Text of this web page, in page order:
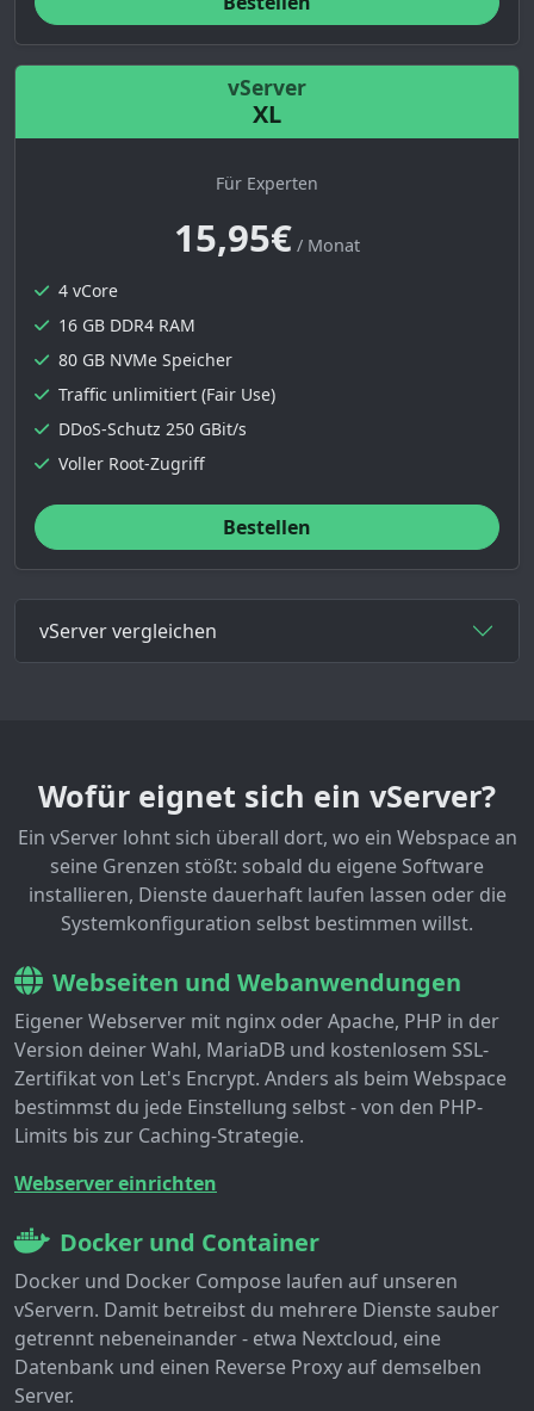
vServer
XL
Für Experten
15,95€ / Monat
4 vCore
16 GB DDR4 RAM
80 GB NVMe Speicher
Traffic unlimitiert (Fair Use)
DDoS-Schutz 250 GBit/s
Voller Root-Zugriff
Bestellen
vServer vergleichen
Wofür eignet sich ein vServer?
Ein vServer lohnt sich überall dort, wo ein Webspace an
seine Grenzen stößt: sobald du eigene Software
installieren, Dienste dauerhaft laufen lassen oder die
Systemkonfiguration selbst bestimmen willst.
Webseiten und Webanwendungen
Eigener Webserver mit nginx oder Apache, PHP in der
Version deiner Wahl, MariaDB und kostenlosem SSL-
Zertifikat von Let's Encrypt. Anders als beim Webspace
bestimmst du jede Einstellung selbst - von den PHP-
Limits bis zur Caching-Strategie.
Webserver einrichten
Docker und Container
Docker und Docker Compose laufen auf unseren
vServern. Damit betreibst du mehrere Dienste sauber
getrennt nebeneinander - etwa Nextcloud, eine
Datenbank und einen Reverse Proxy auf demselben
Server.